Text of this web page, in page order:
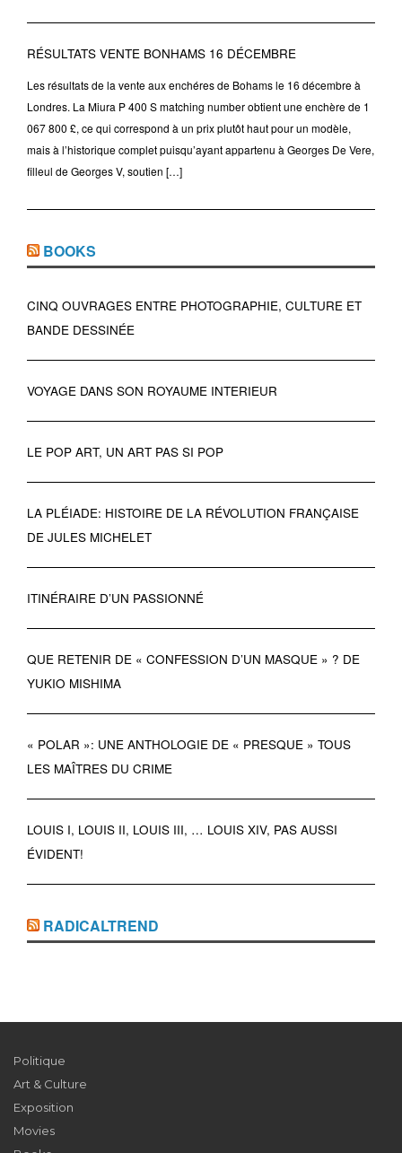
RÉSULTATS VENTE BONHAMS 16 DÉCEMBRE
Les résultats de la vente aux enchéres de Bohams le 16 décembre à
Londres. La Miura P 400 S matching number obtient une enchère de 1
067 800 £, ce qui correspond à un prix plutôt haut pour un modèle,
mais à l’historique complet puisqu’ayant appartenu à Georges De Vere,
filleul de Georges V, soutien […]
BOOKS
CINQ OUVRAGES ENTRE PHOTOGRAPHIE, CULTURE ET
BANDE DESSINÉE
VOYAGE DANS SON ROYAUME INTERIEUR
LE POP ART, UN ART PAS SI POP
LA PLÉIADE: HISTOIRE DE LA RÉVOLUTION FRANÇAISE
DE JULES MICHELET
ITINÉRAIRE D’UN PASSIONNÉ
QUE RETENIR DE « CONFESSION D’UN MASQUE » ? DE
YUKIO MISHIMA
« POLAR »: UNE ANTHOLOGIE DE « PRESQUE » TOUS
LES MAÎTRES DU CRIME
LOUIS I, LOUIS II, LOUIS III, … LOUIS XIV, PAS AUSSI
ÉVIDENT!
RADICALTREND
Politique
Art & Culture
Exposition
Movies